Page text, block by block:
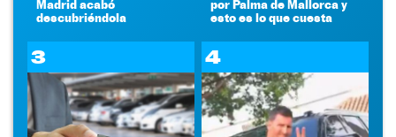
Madrid acabó
descubriéndola
por Palma de Mallorca y
esto es lo que cuesta
3 4